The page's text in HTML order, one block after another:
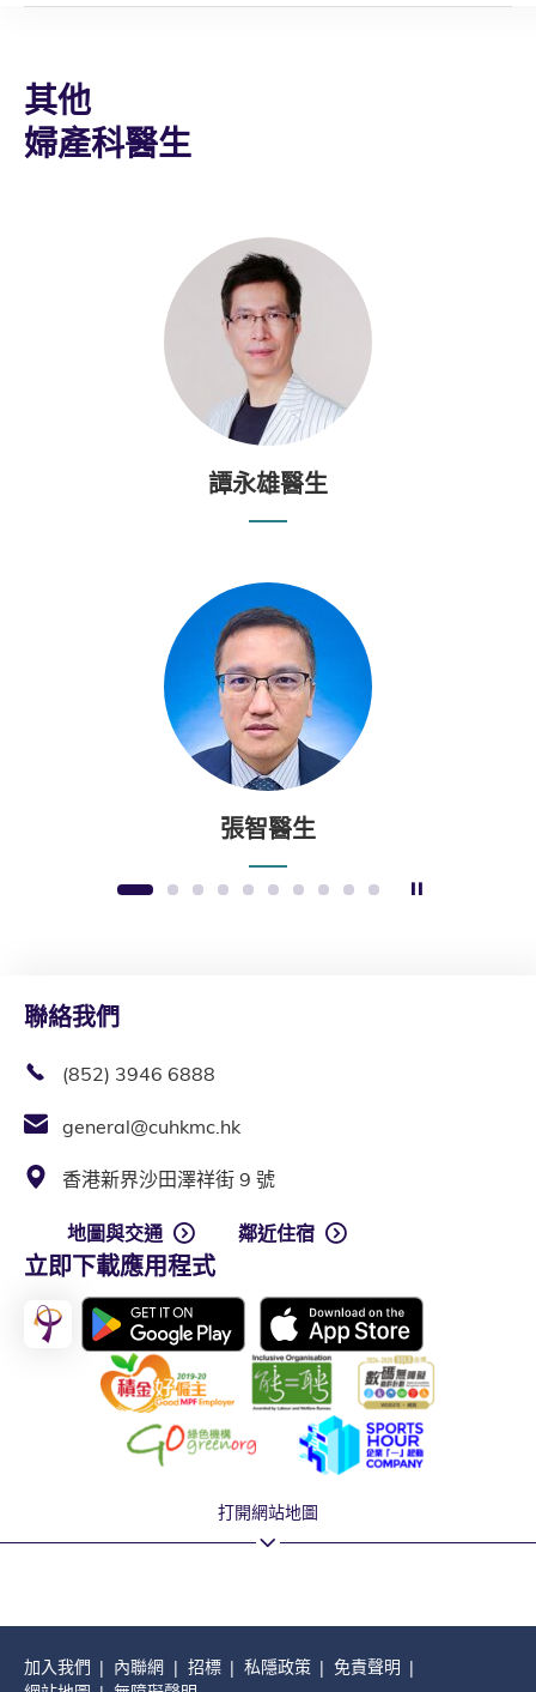
其他
婦產科醫生
譚永雄醫生
張智醫生
1 2 3 4 5 6 7 8 9 10
聯絡我們
(852) 3946 6888
general@cuhkmc.hk
香港新界沙田澤祥街 9 號
地圖與交通 鄰近住宿
立即下載應用程式
打開網站地圖
加入我們 內聯網 招標 私隱政策
免責聲明